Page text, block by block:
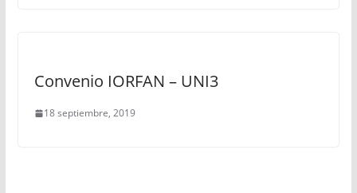
Convenio IORFAN – UNI3
18 septiembre, 2019